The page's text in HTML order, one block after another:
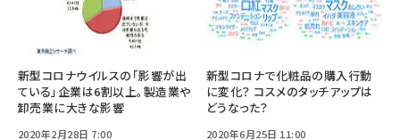
新型コロナウイルスの「影響が出
ている」企業は6割以上。製造業や
卸売業に大きな影響
2020年2月28日 7:00
新型コロナで化粧品の購入行動
に変化？ コスメのタッチアップは
どうなった？
2020年6月25日 11:00